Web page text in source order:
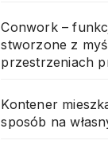
Conwork –
stworzone z
przestrzeniach
Kontener
sposób na